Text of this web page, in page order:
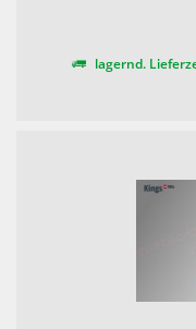
lagernd.